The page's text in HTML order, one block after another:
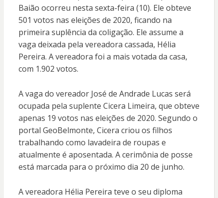
Baião ocorreu nesta sexta-feira (10). Ele obteve
501 votos nas eleições de 2020, ficando na
primeira suplência da coligação. Ele assume a
vaga deixada pela vereadora cassada, Hélia
Pereira. A vereadora foi a mais votada da casa,
com 1.902 votos.
A vaga do vereador José de Andrade Lucas será
ocupada pela suplente Cicera Limeira, que obteve
apenas 19 votos nas eleições de 2020. Segundo o
portal GeoBelmonte, Cicera criou os filhos
trabalhando como lavadeira de roupas e
atualmente é aposentada. A cerimônia de posse
está marcada para o próximo dia 20 de junho.
A vereadora Hélia Pereira teve o seu diploma